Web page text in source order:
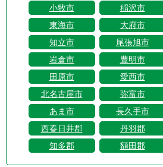
小牧市
稲沢市
東海市
大府市
知立市
尾張旭市
岩倉市
豊明市
田原市
愛西市
北名古屋市
弥富市
あま市
長久手市
西春日井郡
丹羽郡
知多郡
額田郡